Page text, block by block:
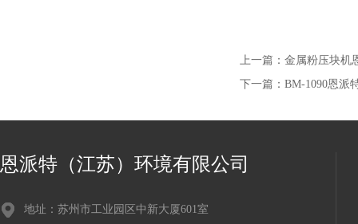
上一篇： 金属粉压块机
下一篇： BM-1090恩派
恩派特（江苏）环境有限公司
地址：苏州市工业园区中新大厦601室